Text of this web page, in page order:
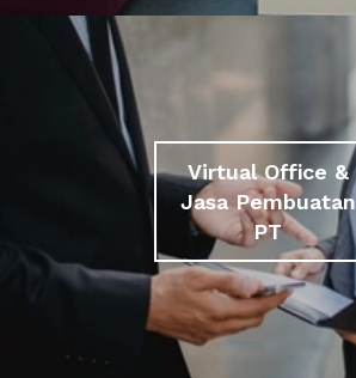
Virtual Office &
Jasa Pembuatan
PT